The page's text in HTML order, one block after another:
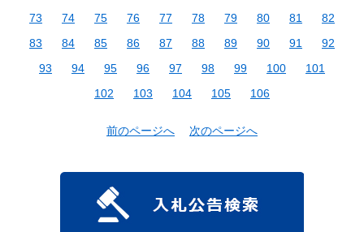
73
74 75 76 77 78 79 80 81
82
83
84 85 86 87 88 89 90 91
92
93
94 95 96 97 98 99 100
101
102
103 104 105 106
前のページへ 次のページへ